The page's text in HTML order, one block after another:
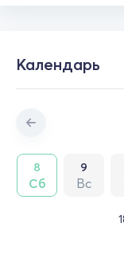
Календарь
8
Сб
9
Вс